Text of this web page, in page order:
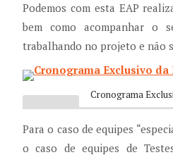
Podemos com esta EAP
bem como acompanhar o
trabalhando no projeto e não
Cronograma
Para o caso de equipes
o caso de equipes de